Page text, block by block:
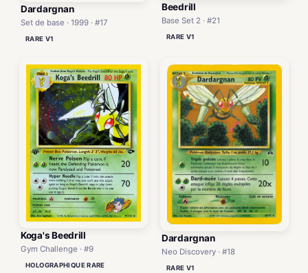
Dardargnan
Set de base · 1999 · #17
RARE V1
Beedrill
Base Set 2 · #21
RARE V1
Koga's Beedrill
Gym Challenge · #9
HOLOGRAPHIQUE RARE
Dardargnan
Neo Discovery · #18
RARE V1